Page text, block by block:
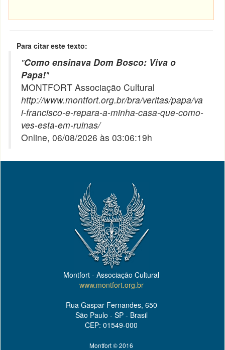
Para citar este texto:
"Como ensinava Dom Bosco: Viva o
Papa!"
MONTFORT Associação Cultural
http://www.montfort.org.br/bra/veritas/papa/va
i-francisco-e-repara-a-minha-casa-que-como-
ves-esta-em-ruinas/
Online, 06/08/2026 às 03:06:19h
Montfort - Associação Cultural
www.montfort.org.br
Rua Gaspar Fernandes, 650
São Paulo - SP - Brasil
CEP: 01549-000
Montfort © 2016